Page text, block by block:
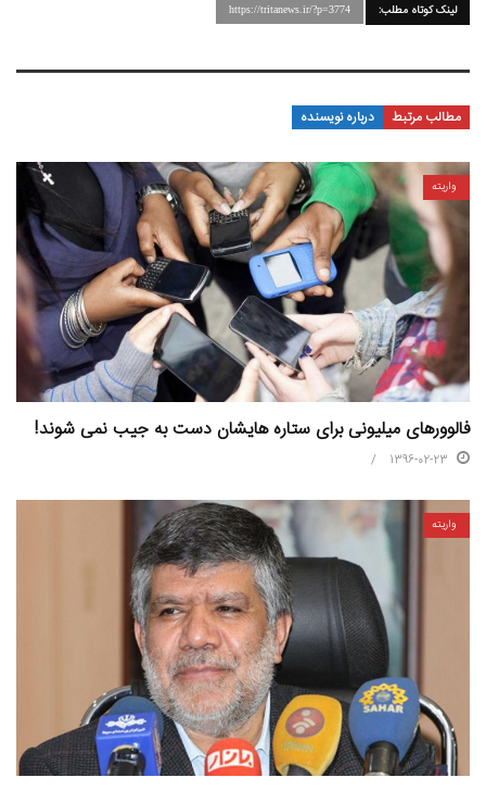
لینک کوتاه مطلب: https://tritanews.ir/?p=3774
مطالب مرتبط درباره نویسنده
واریته
فالوورهای میلیونی برای ستاره‏ هایشان دست به جیب نمی‏ شوند!
1396-02-23
واریته